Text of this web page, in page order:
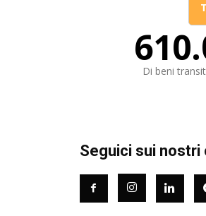
Di beni
Seguici sui nostri